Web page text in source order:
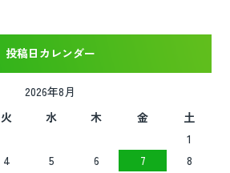
投稿日カレンダー
2026年8月
火 水 木 金 土
1
4 5 6 7
8